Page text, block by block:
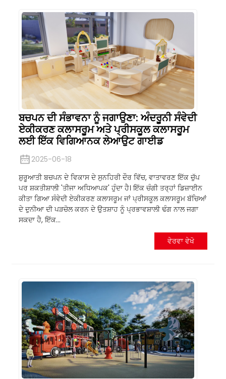
ਬਚਪਨ ਦੀ ਸੰਭਾਵਨਾ ਨੂੰ ਜਗਾਉਣਾ: ਅੰਦਰੂਨੀ ਸੰਵੇਦੀ
ਏਕੀਕਰਣ ਕਲਾਸਰੂਮ ਅਤੇ ਪ੍ਰੀਸਕੂਲ ਕਲਾਸਰੂਮ
ਲਈ ਇੱਕ ਵਿਗਿਆਨਕ ਲੇਆਉਟ ਗਾਈਡ
2025-06-18
ਸ਼ੁਰੂਆਤੀ ਬਚਪਨ ਦੇ ਵਿਕਾਸ ਦੇ ਸੁਨਹਿਰੀ ਦੌਰ ਵਿੱਚ, ਵਾਤਾਵਰਣ ਇੱਕ ਚੁੱਪ
ਪਰ ਸ਼ਕਤੀਸ਼ਾਲੀ 'ਤੀਜਾ ਅਧਿਆਪਕ' ਹੁੰਦਾ ਹੈ। ਇੱਕ ਚੰਗੀ ਤਰ੍ਹਾਂ ਡਿਜ਼ਾਈਨ
ਕੀਤਾ ਗਿਆ ਸੰਵੇਦੀ ਏਕੀਕਰਣ ਕਲਾਸਰੂਮ ਜਾਂ ਪ੍ਰੀਸਕੂਲ ਕਲਾਸਰੂਮ ਬੱਚਿਆਂ
ਦੇ ਦੁਨੀਆ ਦੀ ਪੜਚੋਲ ਕਰਨ ਦੇ ਉਤਸ਼ਾਹ ਨੂੰ ਪ੍ਰਭਾਵਸ਼ਾਲੀ ਢੰਗ ਨਾਲ ਜਗਾ
ਸਕਦਾ ਹੈ, ਇੱਕ...
ਵੇਰਵਾ ਵੇਖੋ